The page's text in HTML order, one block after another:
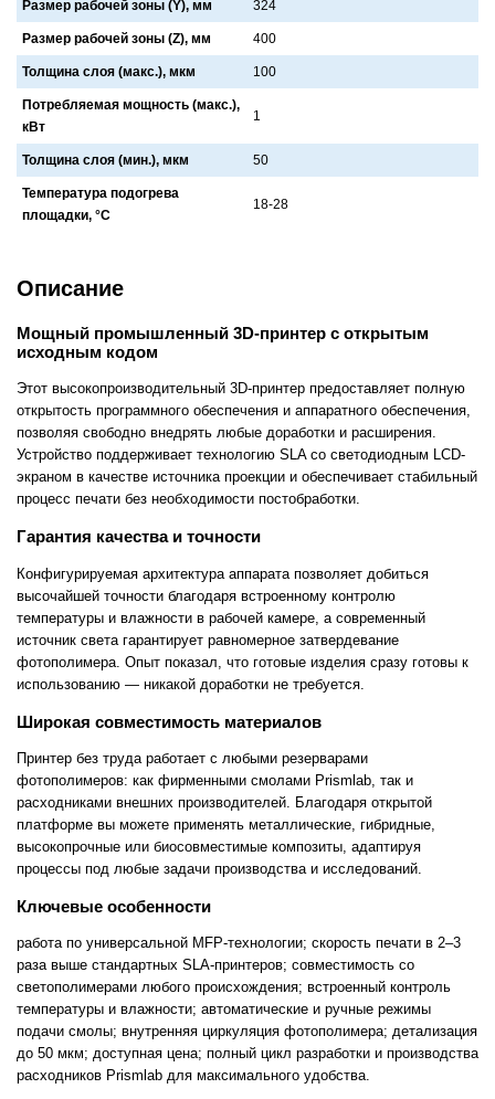
Размер рабочей зоны (Y), мм 324
Размер рабочей зоны (Z), мм 400
Толщина слоя (макс.), мкм 100
Потребляемая мощность (макс.),
кВт
1
Толщина слоя (мин.), мкм 50
Температура подогрева
площадки, °C
18-28
Описание
Мощный промышленный 3D-принтер с открытым
исходным кодом
Этот высокопроизводительный 3D-принтер предоставляет полную
открытость программного обеспечения и аппаратного обеспечения,
позволяя свободно внедрять любые доработки и расширения.
Устройство поддерживает технологию SLA со светодиодным LCD-
экраном в качестве источника проекции и обеспечивает стабильный
процесс печати без необходимости постобработки.
Гарантия качества и точности
Конфигурируемая архитектура аппарата позволяет добиться
высочайшей точности благодаря встроенному контролю
температуры и влажности в рабочей камере, а современный
источник света гарантирует равномерное затвердевание
фотополимера. Опыт показал, что готовые изделия сразу готовы к
использованию — никакой доработки не требуется.
Широкая совместимость материалов
Принтер без труда работает с любыми резерварами
фотополимеров: как фирменными смолами Prismlab, так и
расходниками внешних производителей. Благодаря открытой
платформе вы можете применять металлические, гибридные,
высокопрочные или биосовместимые композиты, адаптируя
процессы под любые задачи производства и исследований.
Ключевые особенности
работа по универсальной MFP-технологии; скорость печати в 2–3
раза выше стандартных SLA-принтеров; совместимость со
светополимерами любого происхождения; встроенный контроль
температуры и влажности; автоматические и ручные режимы
подачи смолы; внутренняя циркуляция фотополимера; детализация
до 50 мкм; доступная цена; полный цикл разработки и производства
расходников Prismlab для максимального удобства.